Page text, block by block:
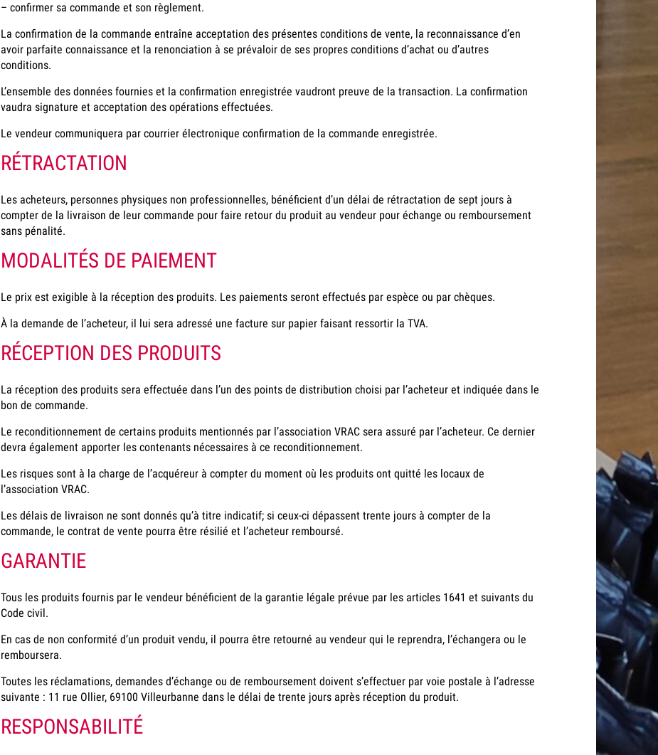
– confirmer sa commande et son règlement.
La confirmation de la commande entraîne acceptation des présentes conditions de vente, la reconnaissance d’en
avoir parfaite connaissance et la renonciation à se prévaloir de ses propres conditions d’achat ou d’autres
conditions.
L’ensemble des données fournies et la confirmation enregistrée vaudront preuve de la transaction. La confirmation
vaudra signature et acceptation des opérations effectuées.
Le vendeur communiquera par courrier électronique confirmation de la commande enregistrée.
RÉTRACTATION
Les acheteurs, personnes physiques non professionnelles, bénéficient d’un délai de rétractation de sept jours à
compter de la livraison de leur commande pour faire retour du produit au vendeur pour échange ou remboursement
sans pénalité.
MODALITÉS DE PAIEMENT
Le prix est exigible à la réception des produits. Les paiements seront effectués par espèce ou par chèques.
À la demande de l’acheteur, il lui sera adressé une facture sur papier faisant ressortir la TVA.
RÉCEPTION DES PRODUITS
La réception des produits sera effectuée dans l’un des points de distribution choisi par l’acheteur et indiquée dans le
bon de commande.
Le reconditionnement de certains produits mentionnés par l’association VRAC sera assuré par l’acheteur. Ce dernier
devra également apporter les contenants nécessaires à ce reconditionnement.
Les risques sont à la charge de l’acquéreur à compter du moment où les produits ont quitté les locaux de
l’association VRAC.
Les délais de livraison ne sont donnés qu’à titre indicatif; si ceux-ci dépassent trente jours à compter de la
commande, le contrat de vente pourra être résilié et l’acheteur remboursé.
GARANTIE
Tous les produits fournis par le vendeur bénéficient de la garantie légale prévue par les articles 1641 et suivants du
Code civil.
En cas de non conformité d’un produit vendu, il pourra être retourné au vendeur qui le reprendra, l’échangera ou le
remboursera.
Toutes les réclamations, demandes d’échange ou de remboursement doivent s’effectuer par voie postale à l’adresse
suivante : 11 rue Ollier, 69100 Villeurbanne dans le délai de trente jours après réception du produit.
RESPONSABILITÉ